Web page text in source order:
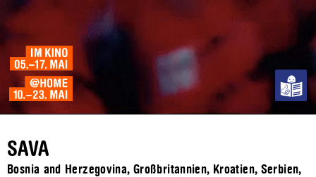
SAVA
Bosnia and Herzegovina, Großbritannien, Kroatien, Serbien,